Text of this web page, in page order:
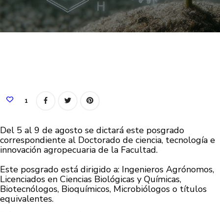
1
Del 5 al 9 de agosto se dictará este posgrado
correspondiente al Doctorado de ciencia, tecnología e
innovación agropecuaria de la Facultad.
Este posgrado está dirigido a: Ingenieros Agrónomos,
Licenciados en Ciencias Biológicas y Químicas,
Biotecnólogos, Bioquímicos, Microbiólogos o títulos
equivalentes.